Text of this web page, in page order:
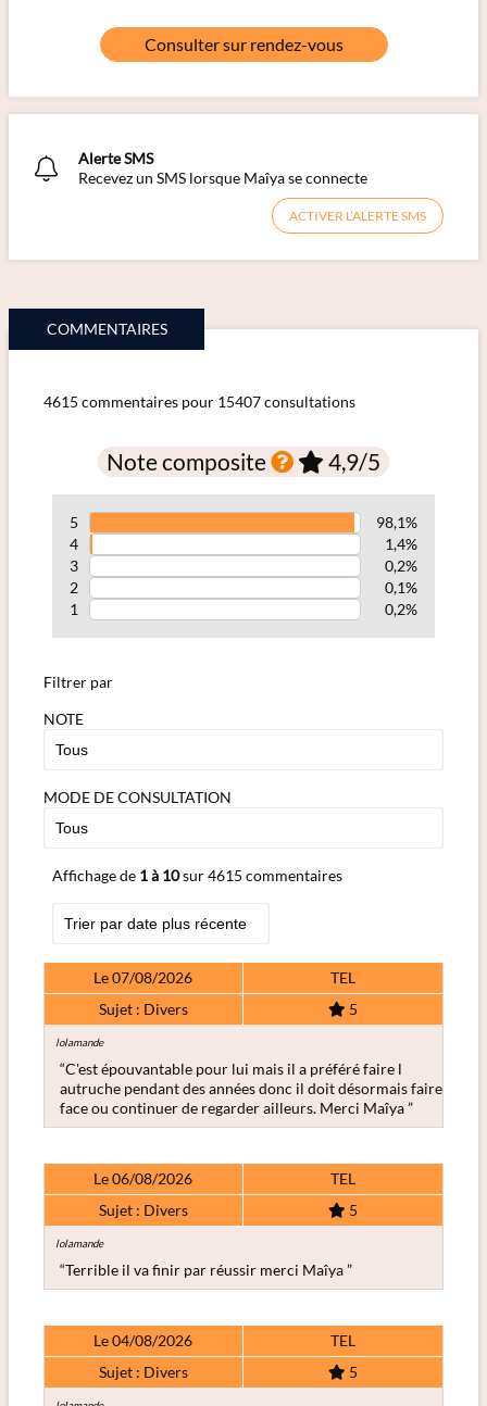
Consulter sur rendez-vous
Alerte SMS
Recevez un SMS lorsque Maîya se connecte
ACTIVER L’ALERTE SMS
COMMENTAIRES
4615 commentaires pour 15407 consultations
Note composite 4,9/5
5
98,1%
4
1,4%
3
0,2%
2
0,1%
1
0,2%
Filtrer par
NOTE
MODE DE CONSULTATION
Affichage de 1 à 10sur 4615 commentaires
Le 07/08/2026
TEL
Sujet : Divers
5
lolamande
“C'est épouvantable pour lui mais il a préféré faire l
autruche pendant des années donc il doit désormais faire
face ou continuer de regarder ailleurs. Merci Maîya ”
Le 06/08/2026
TEL
Sujet : Divers
5
lolamande
“Terrible il va finir par réussir merci Maîya ”
Le 04/08/2026
TEL
Sujet : Divers
5